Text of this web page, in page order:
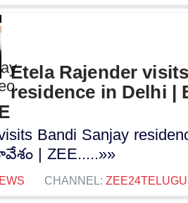
Etela Rajender
residence in Delhi
Bandi Sanjay
| ZEE.....»»
CHANNEL: